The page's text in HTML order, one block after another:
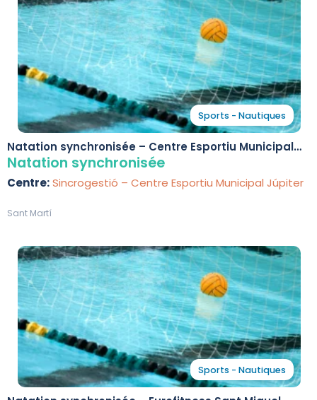
Sports - Nautiques
Natation synchronisée – Centre Esportiu Municipal
Júpiter
Natation synchronisée
Centre:Sincrogestió – Centre Esportiu Municipal Júpiter
Sant Martí
Sports - Nautiques